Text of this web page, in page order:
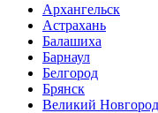
Архангельск
Астрахань
Балашиха
Барнаул
Белгород
Брянск
Великий Новгород